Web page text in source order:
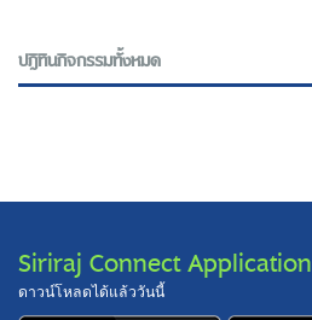
ปฎิทินกิจกรรมทั้งหมด
Siriraj Connect Application
ดาวน์โหลดได้แล้ววันนี้